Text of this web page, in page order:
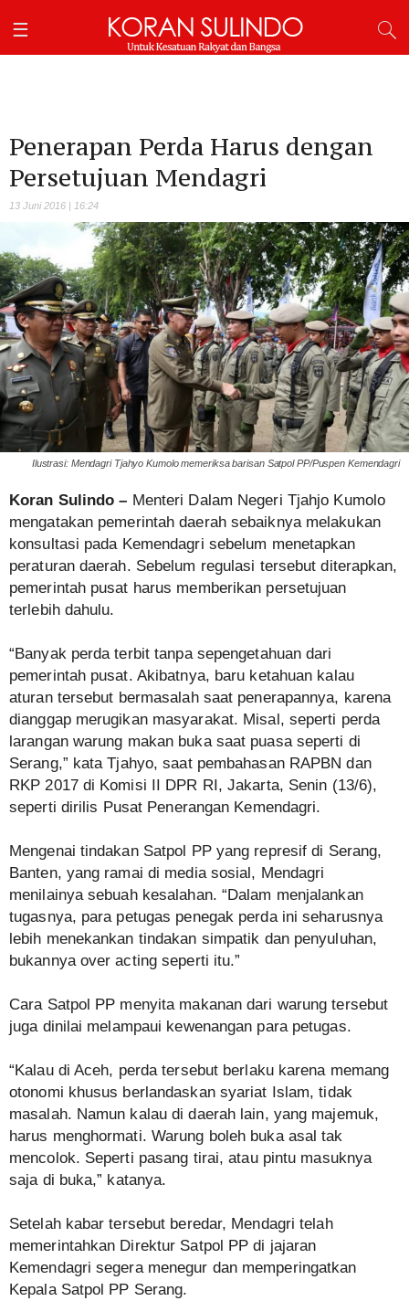
Penerapan Perda Harus dengan
Persetujuan Mendagri
13 Juni 2016 | 16:24
Ilustrasi: Mendagri Tjahyo Kumolo memeriksa barisan Satpol PP/Puspen Kemendagri
Koran Sulindo – Menteri Dalam Negeri Tjahjo Kumolo
mengatakan pemerintah daerah sebaiknya melakukan
konsultasi pada Kemendagri sebelum menetapkan
peraturan daerah. Sebelum regulasi tersebut diterapkan,
pemerintah pusat harus memberikan persetujuan
terlebih dahulu.
“Banyak perda terbit tanpa sepengetahuan dari
pemerintah pusat. Akibatnya, baru ketahuan kalau
aturan tersebut bermasalah saat penerapannya, karena
dianggap merugikan masyarakat. Misal, seperti perda
larangan warung makan buka saat puasa seperti di
Serang,” kata Tjahyo, saat pembahasan RAPBN dan
RKP 2017 di Komisi II DPR RI, Jakarta, Senin (13/6),
seperti dirilis Pusat Penerangan Kemendagri.
Mengenai tindakan Satpol PP yang represif di Serang,
Banten, yang ramai di media sosial, Mendagri
menilainya sebuah kesalahan. “Dalam menjalankan
tugasnya, para petugas penegak perda ini seharusnya
lebih menekankan tindakan simpatik dan penyuluhan,
bukannya over acting seperti itu.”
Cara Satpol PP menyita makanan dari warung tersebut
juga dinilai melampaui kewenangan para petugas.
“Kalau di Aceh, perda tersebut berlaku karena memang
otonomi khusus berlandaskan syariat Islam, tidak
masalah. Namun kalau di daerah lain, yang majemuk,
harus menghormati. Warung boleh buka asal tak
mencolok. Seperti pasang tirai, atau pintu masuknya
saja di buka,” katanya.
Setelah kabar tersebut beredar, Mendagri telah
memerintahkan Direktur Satpol PP di jajaran
Kemendagri segera menegur dan memperingatkan
Kepala Satpol PP Serang.